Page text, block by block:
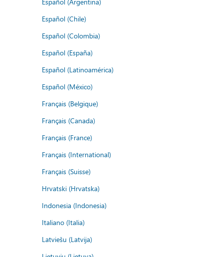
Español (Chile)
Español (Colombia)
Español (España)
Español (Latinoamérica)
Español (México)
Français (Belgique)
Français (Canada)
Français (France)
Français (International)
Français (Suisse)
Hrvatski (Hrvatska)
Indonesia (Indonesia)
Italiano (Italia)
Latviešu (Latvija)